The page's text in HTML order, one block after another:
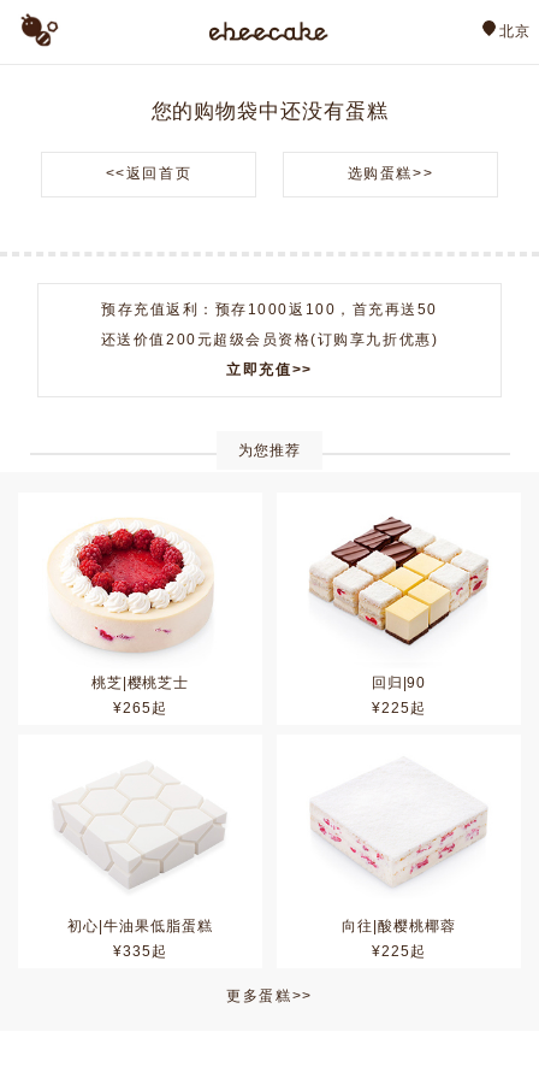
北京
您的购物袋中还没有蛋糕
<<返回首页 选购蛋糕>>
预存充值返利：预存1000返100，首充再送50
还送价值200元超级会员资格(订购享九折优惠)
立即充值>>
为您推荐
桃芝|樱桃芝士
¥265起
回归|90
¥225起
初心|牛油果低脂蛋糕
¥335起
向往|酸樱桃椰蓉
¥225起
更多蛋糕>>